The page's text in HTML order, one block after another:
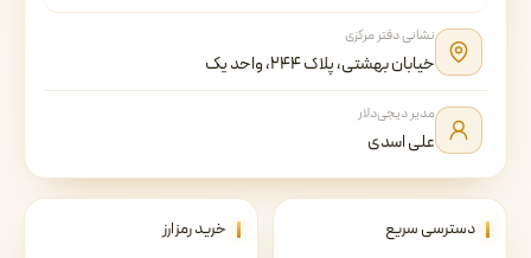
نشانی دفتر مرکزی
خیابان بهشتی، پلاک ۲۴۴، واحد یک
مدیر دیجی‌دلار
علی اسدی
دسترسی سریع خرید رمزارز